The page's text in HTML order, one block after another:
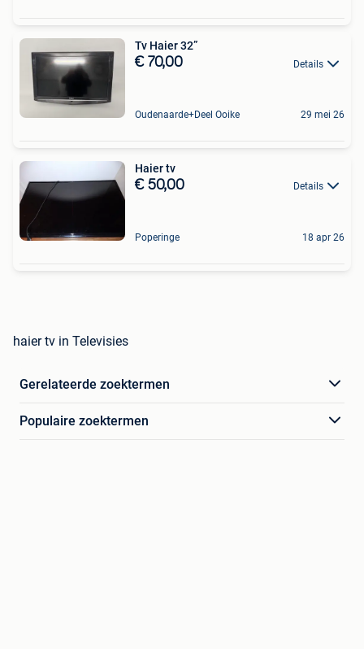
Tv Haier 32”
€ 70,00 Details
Oudenaarde+Deel Ooike 29 mei 26
Haier tv
€ 50,00 Details
Poperinge 18 apr 26
haier tv in Televisies
Gerelateerde zoektermen
Populaire zoektermen